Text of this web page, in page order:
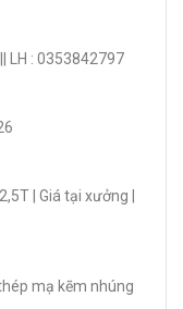
LH : 0353842797
| Giá tại xưởng |
mạ kẽm nhúng